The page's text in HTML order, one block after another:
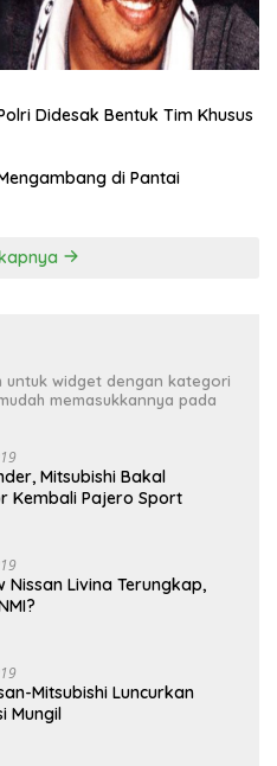
Didesak Bentuk Tim Khusus
di Pantai
widget dengan kategori
memasukkannya pada
Mitsubishi Bakal
Kembali Pajero Sport
Nissan Livina Terungkap,
Mitsubishi Luncurkan
Mungil